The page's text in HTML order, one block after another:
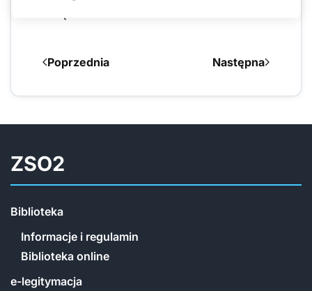
Poprzednia Następna
ZSO2
Biblioteka
Informacje i regulamin
Biblioteka online
e-legitymacja